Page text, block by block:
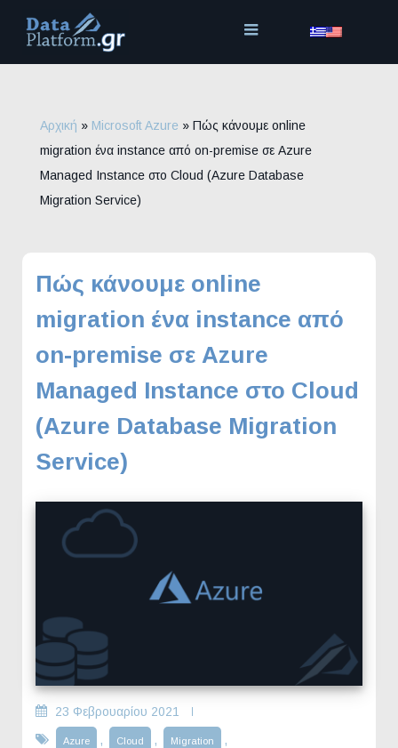
περιεχόμενο
Αρχική » Microsoft Azure » Πώς κάνουμε online
migration ένα instance από on-premise σε Azure
Managed Instance στο Cloud (Azure Database
Migration Service)
Πώς κάνουμε online
migration ένα instance από
on-premise σε Azure
Managed Instance στο Cloud
(Azure Database Migration
Service)
23 Φεβρουαρίου 2021
Azure , Cloud , Migration ,